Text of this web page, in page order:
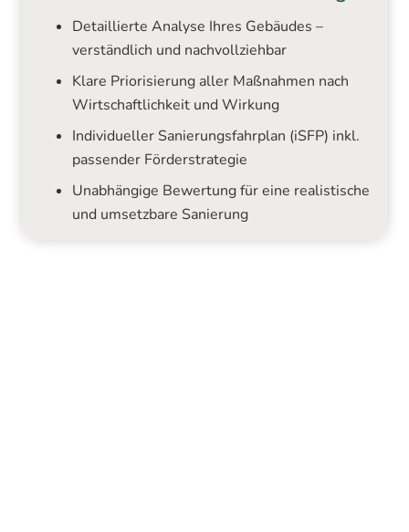
Detaillierte Analyse Ihres Gebäudes –
verständlich und nachvollziehbar
Klare Priorisierung aller Maßnahmen nach
Wirtschaftlichkeit und Wirkung
Individueller Sanierungsfahrplan (iSFP) inkl.
passender Förderstrategie
Unabhängige Bewertung für eine realistische
und umsetzbare Sanierung